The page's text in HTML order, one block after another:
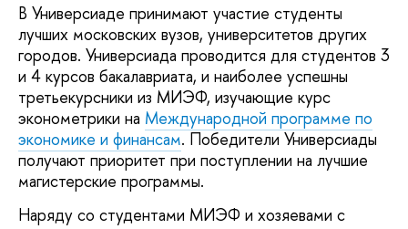
В Универсиаде принимают участие студенты
лучших московских вузов, университетов других
городов. Универсиада проводится для студентов 3
и 4 курсов бакалавриата, и наиболее успешны
третьекурсники из МИЭФ, изучающие курс
эконометрики на Международной программе по
экономике и финансам. Победители Универсиады
получают приоритет при поступлении на лучшие
магистерские программы.
Наряду со студентами МИЭФ и хозяевами с